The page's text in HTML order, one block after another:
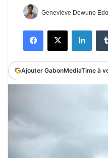
Geneviève Dewuno
FacebookX
Ajouter GabonMediaTime à